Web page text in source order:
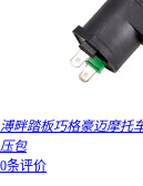
溥畔踏板巧格豪迈摩托
压包
0条评价